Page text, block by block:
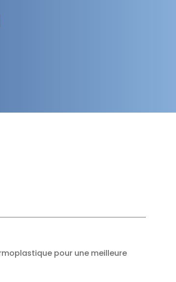
pour une meilleure